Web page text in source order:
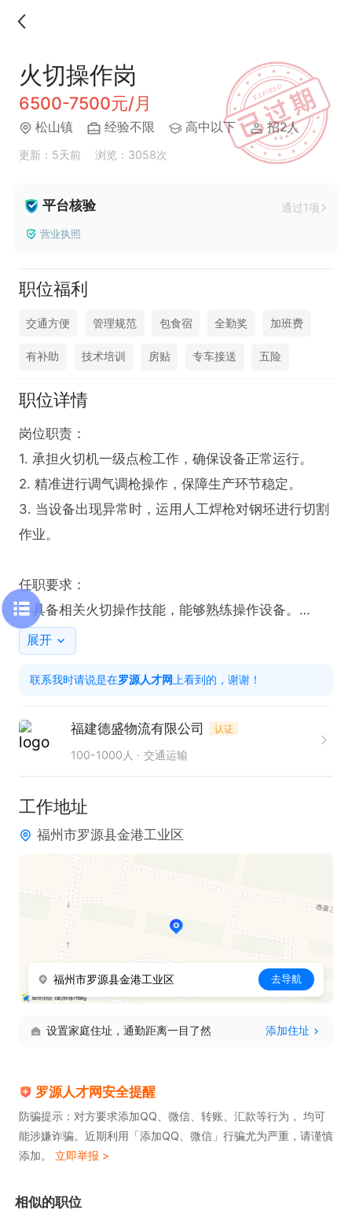
火切操作岗
6500-7500元/月
松山镇 经验不限 高中以下 招2人
更新：5天前 浏览：3058次
平台核验 通过1项
营业执照
职位福利
交通方便 管理规范 包食宿 全勤奖 加班费
有补助 技术培训 房贴 专车接送 五险
职位详情
岗位职责：
1. 承担火切机一级点检工作，确保设备正常运行。
2. 精准进行调气调枪操作，保障生产环节稳定。
3. 当设备出现异常时，运用人工焊枪对钢坯进行切割
作业。
任职要求：
1. 具备相关火切操作技能，能够熟练操作设备。
2. 持有相关岗位操作证书者优先考虑。
4. 拥有团队协作精神，能与同事默契配合。
展开
联系我时请说是在罗源人才网 上看到的，谢谢！
福建德盛物流有限公司 认证
100-1000人 交通运输
工作地址
福州市罗源县金港工业区
福州市罗源县金港工业区 去导航
设置家庭住址，通勤距离一目了然 添加住址
罗源人才网安全提醒
防骗提示：对方要求添加QQ、微信、转账、汇款等行为， 均可
能涉嫌诈骗。近期利用「添加QQ、微信」行骗尤为严重，请谨慎
添加。 立即举报 >
相似的职位